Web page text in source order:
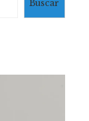
Buscar